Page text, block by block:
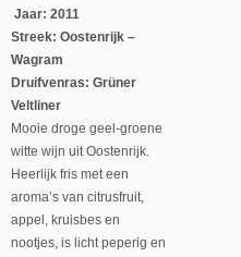
Jaar: 2011
Streek: Oostenrijk –
Wagram
Druifvenras: Grüner
Veltliner
Mooie droge geel-groene
witte wijn uit Oostenrijk.
Heerlijk fris met een
aroma’s van citrusfruit,
appel, kruisbes en
nootjes, is licht peperig en